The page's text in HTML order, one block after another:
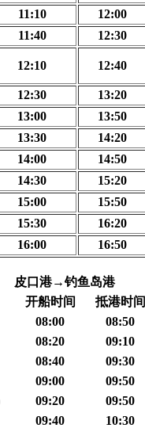
11:10 12:00
11:40 12:30
12:10 12:40
12:30 13:20
13:00 13:50
13:30 14:20
14:00 14:50
14:30 15:20
15:00 15:50
15:30 16:20
16:00 16:50
皮口港→钓鱼岛港
开船时间 抵港时间
08:00 08:50
08:20 09:10
08:40 09:30
09:00 09:50
09:20 09:50
09:40 10:30